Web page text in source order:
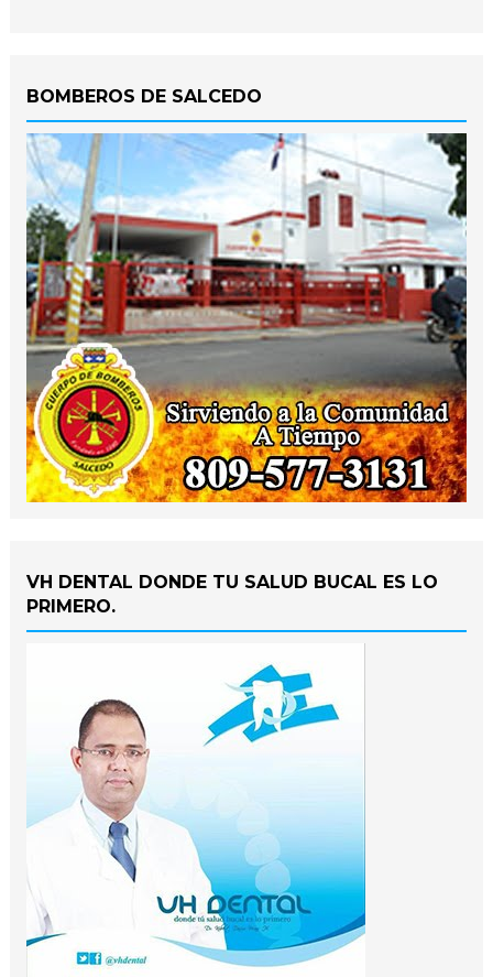
BOMBEROS DE SALCEDO
VH DENTAL DONDE TU SALUD BUCAL ES LO
PRIMERO.